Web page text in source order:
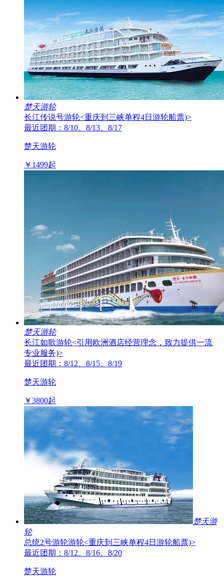
楚天游轮
长江传说号游轮<重庆到三峡单程4日游轮船票)>
最近团期：8/10、8/13、8/17
楚天游轮
￥ 1499起
楚天游轮
长江如歌游轮<引用欧洲酒店经营理念，致力提供一流
专业服务)>
最近团期：8/12、8/15、8/19
楚天游轮
￥3800起
楚天游
轮
总统2号游轮游轮<重庆到三峡单程4日游轮船票)>
最近团期：8/12、8/16、8/20
楚天游轮